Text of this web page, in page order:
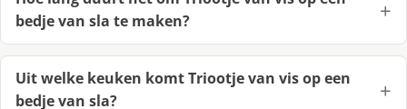
bedje van sla te maken?
Uit welke keuken komt Triootje van vis op een
bedje van sla?